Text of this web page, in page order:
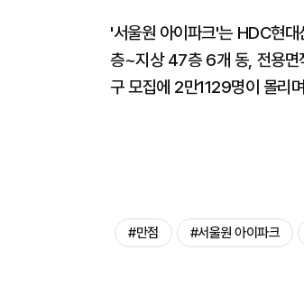
'서울원 아이파크'는 HDC현
층~지상 47층 6개 동, 전용
구 모집에 2만1129명이 몰리
#만점 #서울원 아이파크